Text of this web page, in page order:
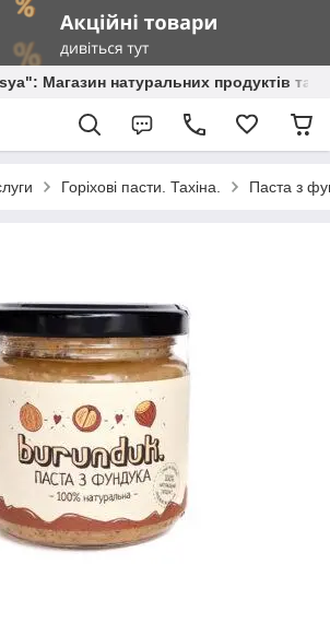
Магазин натуральних продуктів та
Горіхові пасти. Тахіна. Паста з